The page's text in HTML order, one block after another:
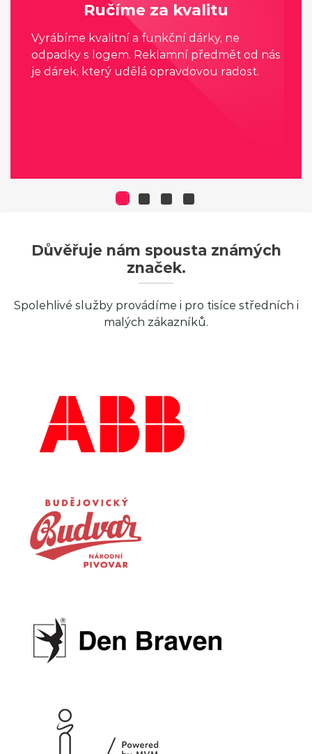
Ručíme za kvalitu
Vyrábíme kvalitní a funkční dárky, ne
odpadky s logem. Reklamní předmět od nás
je dárek, který udělá opravdovou radost.
Důvěřuje nám spousta známých
značek.
Spolehlivé služby provádíme i pro tisíce středních i
malých zákazníků.